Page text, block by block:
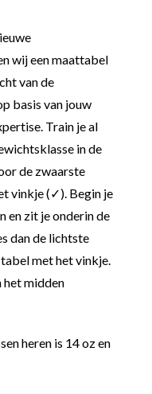
wij een maattabel
van de
basis van jouw
Train je al
in de
de zwaarste
vinkje (✓). Begin je
en zit je onderin de
dan de lichtste
met het vinkje.
het midden
heren is 14 oz en